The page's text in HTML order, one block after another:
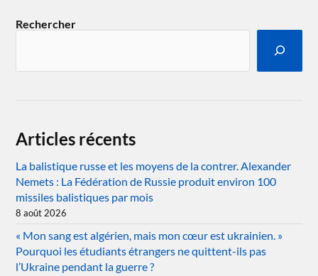
Rechercher
Articles récents
La balistique russe et les moyens de la contrer. Alexander
Nemets : La Fédération de Russie produit environ 100
missiles balistiques par mois
8 août 2026
« Mon sang est algérien, mais mon cœur est ukrainien. »
Pourquoi les étudiants étrangers ne quittent-ils pas
l’Ukraine pendant la guerre ?